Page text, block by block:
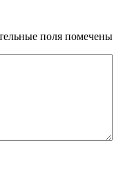
поля помечены